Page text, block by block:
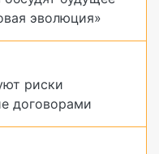
эволюция»
риски
договорами